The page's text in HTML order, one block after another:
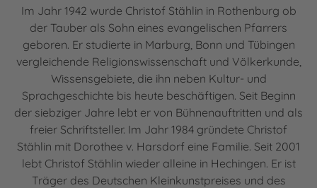
Im Jahr 1942 wurde Christof Stählin in Rothenburg ob
der Tauber als Sohn eines evangelischen Pfarrers
geboren. Er studierte in Marburg, Bonn und Tübingen
vergleichende Religionswissenschaft und Völkerkunde,
Wissensgebiete, die ihn neben Kultur- und
Sprachgeschichte bis heute beschäftigen. Seit Beginn
der siebziger Jahre lebt er von Bühnenauftritten und als
freier Schriftsteller. Im Jahr 1984 gründete Christof
Stählin mit Dorothee v. Harsdorf eine Familie. Seit 2001
lebt Christof Stählin wieder alleine in Hechingen. Er ist
Träger des Deutschen Kleinkunstpreises und des